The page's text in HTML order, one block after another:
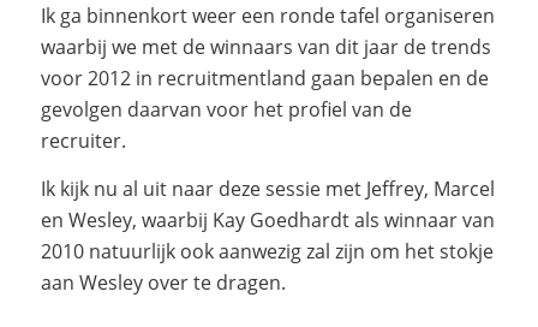
Ik ga binnenkort weer een ronde tafel organiseren
waarbij we met de winnaars van dit jaar de trends
voor 2012 in recruitmentland gaan bepalen en de
gevolgen daarvan voor het profiel van de
recruiter.
Ik kijk nu al uit naar deze sessie met Jeffrey, Marcel
en Wesley, waarbij Kay Goedhardt als winnaar van
2010 natuurlijk ook aanwezig zal zijn om het stokje
aan Wesley over te dragen.